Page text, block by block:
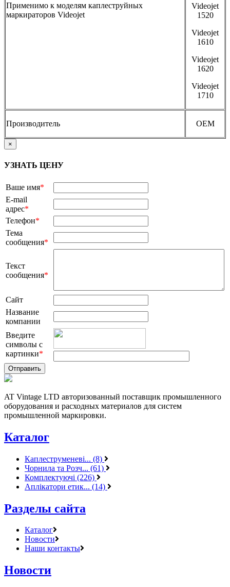
Применимо к моделям каплеструйных
маркираторов Videojet
Videojet
1520
Videojet
1610
Videojet
1620
Videojet
1710
Производитель OEM
×
УЗНАТЬ ЦЕНУ
Ваше имя*
E-mail
адрес*
Телефон*
Тема
сообщения*
Текст
сообщения*
Сайт
Название
компании
Введите
символы с
картинки*
AT Vintage LTD авторизованный поставщик промышленного
оборудования и расходных материалов для систем
промышленной маркировки.
Каталог
Каплеструменеві... (8)
Чорнила та Розч... (61)
Комплектуючі (226)
Аплікатори етик... (14)
Разделы сайта
Каталог
Новости
Наши контакты
Новости